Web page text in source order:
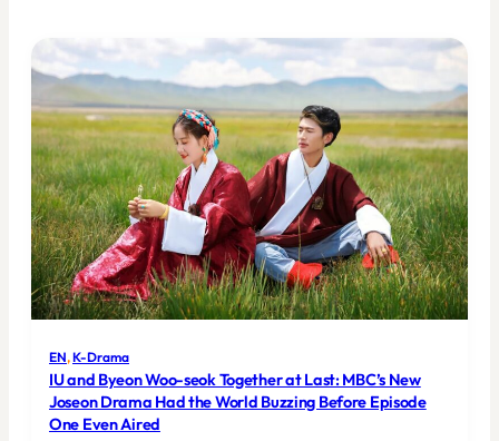
EN, K-Drama
IU and Byeon Woo-seok Together at Last: MBC’s New
Joseon Drama Had the World Buzzing Before Episode
One Even Aired